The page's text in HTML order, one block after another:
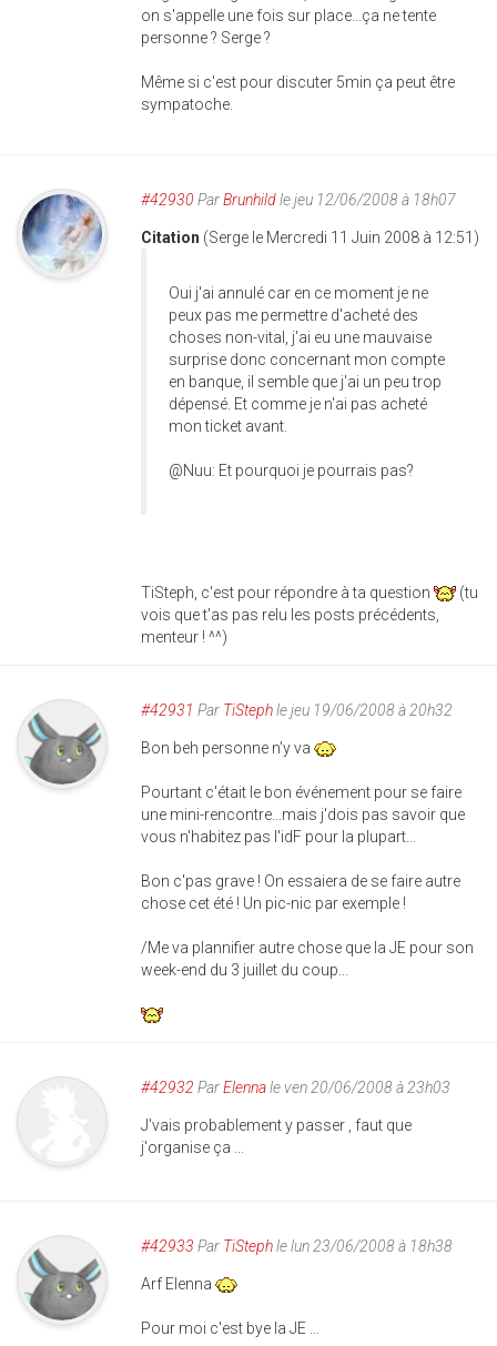
on s'appelle une fois sur place...ça ne tente
personne ? Serge ?
Même si c'est pour discuter 5min ça peut être
sympatoche.
#42930 ParBrunhildle jeu 12/06/2008 à 18h07
Citation (Serge le Mercredi 11 Juin 2008 à 12:51)
Oui j'ai annulé car en ce moment je ne
peux pas me permettre d'acheté des
choses non-vital, j'ai eu une mauvaise
surprise donc concernant mon compte
en banque, il semble que j'ai un peu trop
dépensé. Et comme je n'ai pas acheté
mon ticket avant.
@Nuu: Et pourquoi je pourrais pas?
TiSteph, c'est pour répondre à ta question
(tu
vois que t'as pas relu les posts précédents,
menteur ! ^^)
#42931 Par TiStephle jeu 19/06/2008 à 20h32
Bon beh personne n'y va
Pourtant c'était le bon événement pour se faire
une mini-rencontre...mais j'dois pas savoir que
vous n'habitez pas l'idF pour la plupart...
Bon c'pas grave ! On essaiera de se faire autre
chose cet été ! Un pic-nic par exemple !
/Me va plannifier autre chose que la JE pour son
week-end du 3 juillet du coup...
#42932 ParElennale ven 20/06/2008 à 23h03
J'vais probablement y passer , faut que
j'organise ça ...
#42933 Par TiStephle lun 23/06/2008 à 18h38
Arf Elenna
Pour moi c'est bye la JE ...